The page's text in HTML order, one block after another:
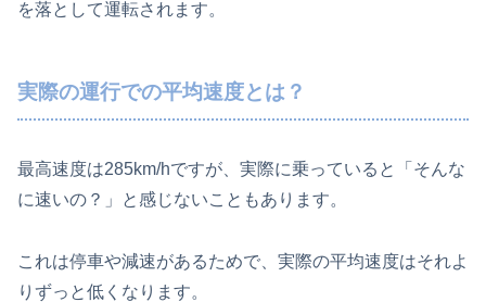
を落として運転されます。
実際の運行での平均速度とは？
最高速度は285km/hですが、実際に乗っていると「そんな
に速いの？」と感じないこともあります。
これは停車や減速があるためで、実際の平均速度はそれよ
りずっと低くなります。